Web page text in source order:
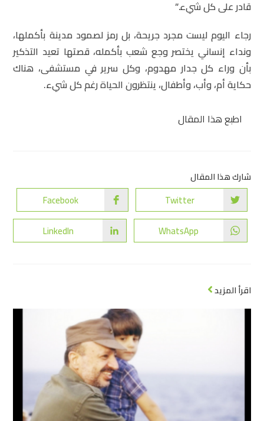
قادر على كل شيء.”
رجاء اليوم ليست مجرد جريحة، بل رمز لصمود مدينة بأكملها،
ونداء إنساني يختصر وجع شعب بأكمله، قصتها تعيد التذكير
بأن وراء كل جدار مهدوم، وكل سرير في مستشفى، هناك
حكاية أم، وأب، وأطفال، ينتظرون الحياة رغم كل شيء.
اطبع هذا المقال
شارك هذا المقال
Twitter
Facebook
WhatsApp
LinkedIn
اقرأ المزيد